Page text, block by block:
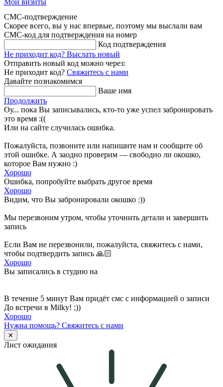
Мои визиты
СМС-подтверждение
Скорее всего, вы у нас впервые, поэтому мы выслали вам
СМС-код для подтверждения на номер
Код подтверждения
Не приходит код? Выслать новый
Отправить новый код можно через:
Не приходит код? Свяжитесь с нами
Давайте познакомимся
Ваше имя
Продолжить
Оу... пока Вы записывались, кто-то уже успел забронировать
это время :((
Или на сайте случилась ошибка.
Пожалуйста, позвоните или напишите нам и сообщите об
этой ошибке. А заодно проверим — свободно ли окошко,
которое Вам нужно :)
Хорошо
Ошибка, попробуйте выбрать другое время
Хорошо
Видим, что Вы забронировали окошко :))
Мы перезвоним утром, чтобы уточнить детали и завершить
запись
Если Вам не перезвонили, пожалуйста, свяжитесь с нами,
чтобы подтвердить запись 🙏🏻
Хорошо
Вы записались в студию на
В течение 5 минут Вам придёт смс с информацией о записи
До встречи в Milky! ;))
Хорошо
Нужна помощь? Свяжитесь с нами
✕
Лист ожидания